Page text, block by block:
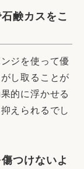
鹸カスをこ
ジを使って優
し取ることが
的に浮かせる
えられるでし
つけないよ